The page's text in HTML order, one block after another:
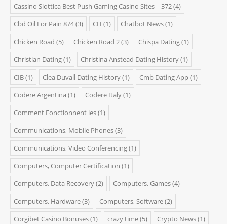
Cassino Slottica Best Push Gaming Casino Sites – 372(4)
Cbd Oil For Pain 874(3) CH (1) Chatbot News(1)
Chicken Road (5) Chicken Road 2(3) Chispa Dating(1)
Christian Dating(1) Christina Anstead Dating History(1)
CIB(1) Clea Duvall Dating History(1) Cmb Dating App(1)
Codere Argentina (1) Codere Italy(1)
Comment Fonctionnent les(1)
Communications, Mobile Phones(3)
Communications, Video Conferencing(1)
Computers, Computer Certification (1)
Computers, Data Recovery(2) Computers, Games(4)
Computers, Hardware(3) Computers, Software(2)
Corgibet Casino Bonuses(1) crazy time(5) Crypto News(1)